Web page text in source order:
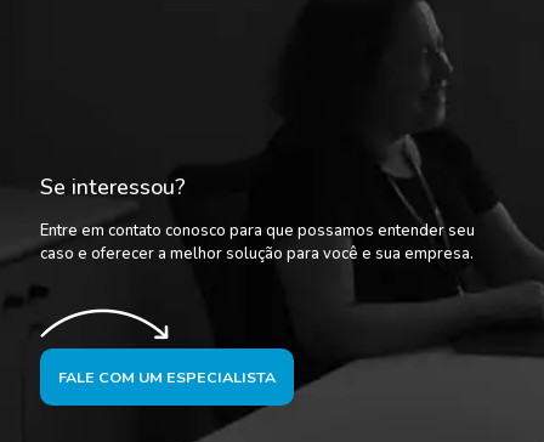
Se interessou?
Entre em contato conosco para que possamos entender seu
caso e oferecer a melhor solução para você e sua empresa.
FALE COM UM ESPECIALISTA